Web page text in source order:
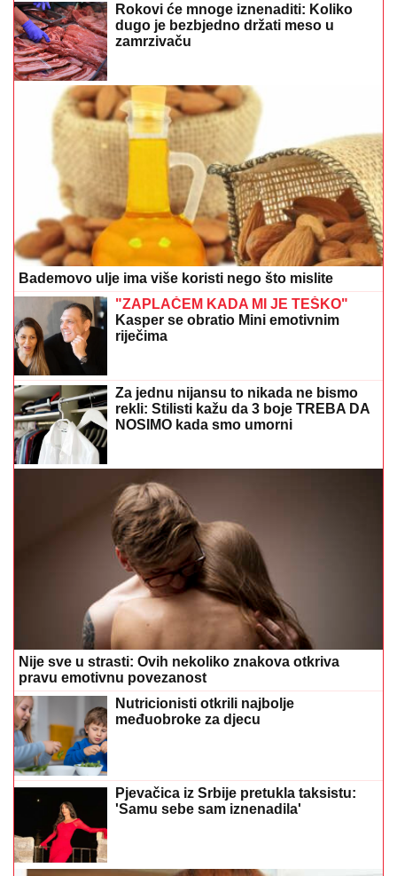
Rokovi će mnoge iznenaditi: Koliko
dugo je bezbjedno držati meso u
zamrzivaču
Bademovo ulje ima više koristi nego što mislite
"ZAPLAČEM KADA MI JE TEŠKO"
Kasper se obratio Mini emotivnim
riječima
Za jednu nijansu to nikada ne bismo
rekli: Stilisti kažu da 3 boje TREBA DA
NOSIMO kada smo umorni
Nije sve u strasti: Ovih nekoliko znakova otkriva
pravu emotivnu povezanost
Nutricionisti otkrili najbolje
međuobroke za djecu
Pjevačica iz Srbije pretukla taksistu:
'Samu sebe sam iznenadila'